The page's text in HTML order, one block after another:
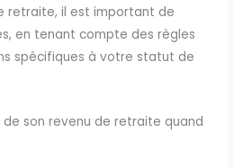
retraite, il est important de
en tenant compte des règles
spécifiques à votre statut de
son revenu de retraite quand